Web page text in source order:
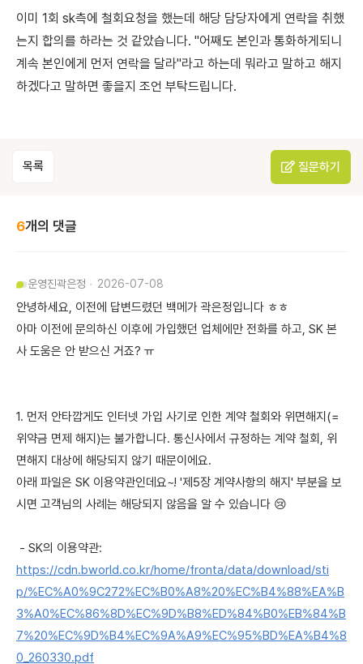
이미 1회 sk측에 철회요청을 했는데 해당 담당자에게 연락을 취했
는지 합의를 하라는 것 같았습니다. "어째도 본인과 통화하게되니
계속 본인에게 먼저 연락을 달라"라고 하는데 뭐라고 말하고 해지
하겠다고 말하면 좋을지 조언 부탁드립니다.
목록 질문하기
6개의 댓글
운영진곽은정 2026-07-08
안녕하세요, 이전에 답변드렸던 백메가 곽은정입니다 ㅎㅎ
아마 이전에 문의하신 이후에 가입했던 업체에만 전화를 하고, SK 본
사 도움은 안 받으신 거죠? ㅠ
1. 먼저 안타깝게도 인터넷 가입 사기로 인한 계약 철회와 위면해지(=
위약금 면제 해지)는 불가합니다. 통신사에서 규정하는 계약 철회, 위
면해지 대상에 해당되지 않기 때문이에요.
아래 파일은 SK 이용약관인데요~! '제5장 계약사항의 해지' 부분을 보
시면 고객님의 사례는 해당되지 않음을 알 수 있습니다 😢
- SK의 이용약관:
https://cdn.bworld.co.kr/home/fronta/data/download/sti
p/%EC%A0%9C272%EC%B0%A8%20%EC%B4%88%EA%B
3%A0%EC%86%8D%EC%9D%B8%ED%84%B0%EB%84%B
7%20%EC%9D%B4%EC%9A%A9%EC%95%BD%EA%B4%8
0_260330.pdf